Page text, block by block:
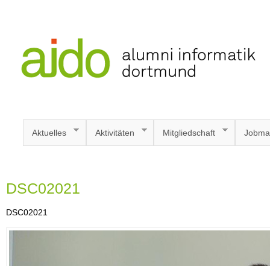
Aktuelles Aktivitäten Mitgliedschaft
DSC02021
DSC02021